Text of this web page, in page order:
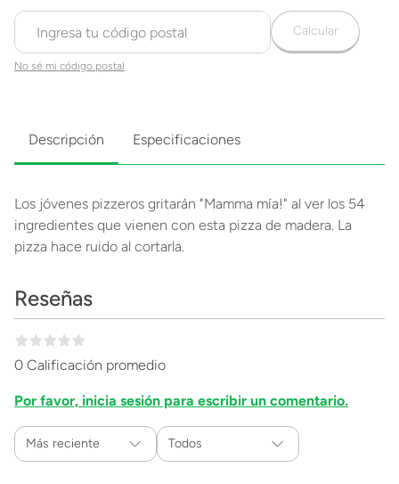
No sé mi código postal
Calcular
Descripción Especificaciones
Los jóvenes pizzeros gritarán "Mamma mía!" al ver los 54
ingredientes que vienen con esta pizza de madera. La
pizza hace ruido al cortarla.
Reseñas
0 Calificación promedio
Por favor, inicia sesión para escribir un comentario.
Más reciente Todos